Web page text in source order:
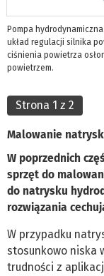
Pompa
układ regulacji silnika
ciśnienia powietrza
powietrzem.
Strona 1 z 2
Malowanie
W poprzednich
sprzęt do
do natrysku
rozwiązania
W przypadku
stosunkowo niska
trudności z